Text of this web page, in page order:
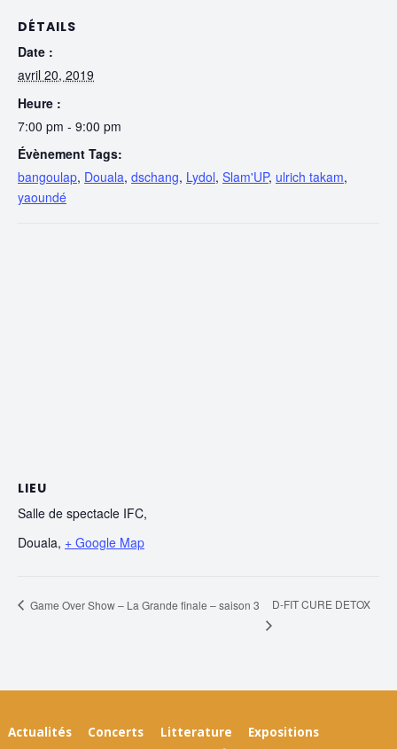
DÉTAILS
Date :
avril 20, 2019
Heure :
7:00 pm - 9:00 pm
Évènement Tags:
bangoulap, Douala, dschang, Lydol, Slam'UP, ulrich takam,
yaoundé
LIEU
Salle de spectacle IFC,
Douala, + Google Map
Game Over Show – La Grande finale – saison 3 D-FIT CURE DETOX
Actualités Concerts Litterature
Expositions